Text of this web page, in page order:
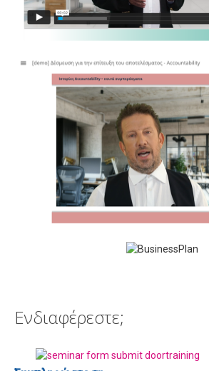
Ενδιαφέρεστε;